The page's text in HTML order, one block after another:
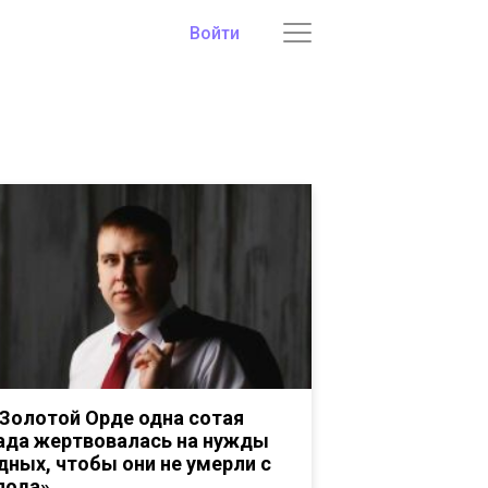
Войти
Орде одна сотая
жертвовалась на нужды
чтобы они не умерли с